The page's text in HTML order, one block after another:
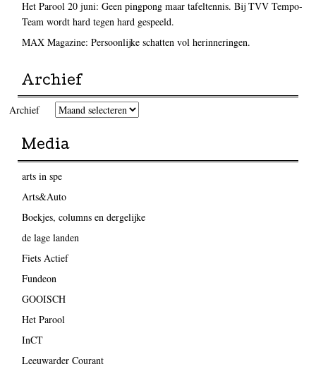
Het Parool 20 juni: Geen pingpong maar tafeltennis. Bij TVV Tempo-
Team wordt hard tegen hard gespeeld.
MAX Magazine: Persoonlijke schatten vol herinneringen.
Archief
Archief
Media
arts in spe
Arts&Auto
Boekjes, columns en dergelijke
de lage landen
Fiets Actief
Fundeon
GOOISCH
Het Parool
InCT
Leeuwarder Courant